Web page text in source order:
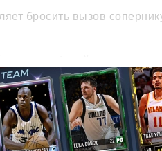
бросить вызов